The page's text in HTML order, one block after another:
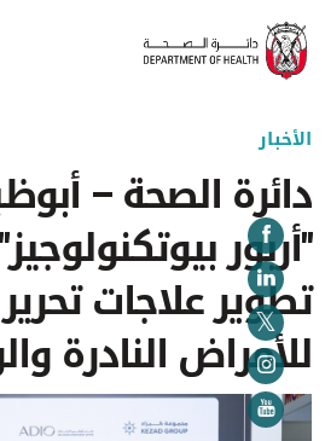
الأخبار
دائرة الصحة –
"أربور
تطوير علاجات
للأمراض النادرة